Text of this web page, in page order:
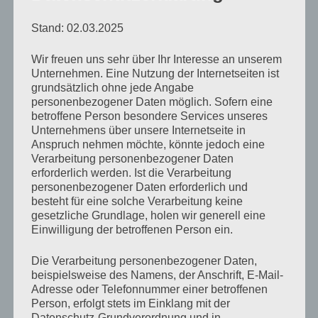
überTwitter, Blogs und Podcasts. Das fand ich
irgendwie witzig, besonders die Aussage eines Gastes,
dassTwitter(Update April 2021: Twitter-Account
mittlerweile gelöscht) ja sehr unpersönlich sei, weil man
nur 140 Zeichen zur Verfügung habe und die
Gastgeberin irgendwas in der Art von – die Kunst läge
darin möglichst viel Persönlichkeit in diesen 140
Zeichen unterzubringen – antwortete.
Ich musste dabei so an meine eigenen Tweets denken,
die immerverdammtviel Persönlichkeit enthalten und
um diese, gerade getätigte Aussage zu untermauern,
habe ich zur Freude und Begeisterung der geneigten
Leserschaft mal dieanspruchsvollstenTweets der
Stand: 02.03.2025
Wir freuen uns sehr über Ihr Interesse an unserem
Unternehmen. Eine Nutzung der Internetseiten ist
grundsätzlich ohne jede Angabe
personenbezogener Daten möglich. Sofern eine
betroffene Person besondere Services unseres
Unternehmens über unsere Internetseite in
Anspruch nehmen möchte, könnte jedoch eine
Verarbeitung personenbezogener Daten
erforderlich werden. Ist die Verarbeitung
personenbezogener Daten erforderlich und
besteht für eine solche Verarbeitung keine
gesetzliche Grundlage, holen wir generell eine
Einwilligung der betroffenen Person ein.
Die Verarbeitung personenbezogener Daten,
beispielsweise des Namens, der Anschrift, E-Mail-
Adresse oder Telefonnummer einer betroffenen
Person, erfolgt stets im Einklang mit der